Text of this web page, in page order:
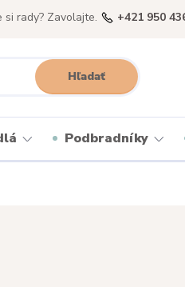
Hľadať
si rady? Zavolajte. +421 950
Podbradníky